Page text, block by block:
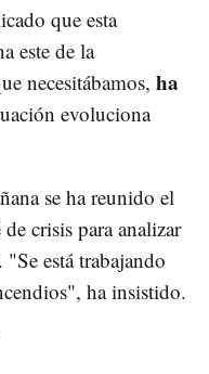
que esta
este de la
necesitábamos, ha
evoluciona
se ha reunido el
crisis para analizar
está trabajando
ha insistido.